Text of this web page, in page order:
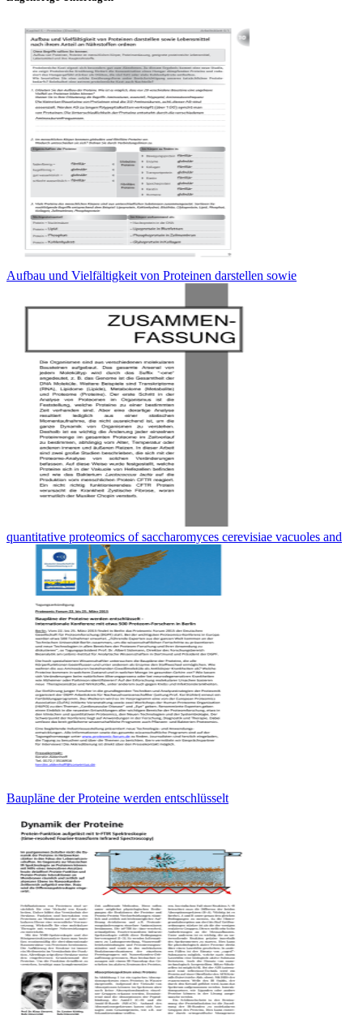
Aufbau und Vielfältigkeit von Proteinen darstellen sowie
quantitative proteomics of saccharomyces cerevisiae vacuoles and
Baupläne der Proteine werden entschlüsselt